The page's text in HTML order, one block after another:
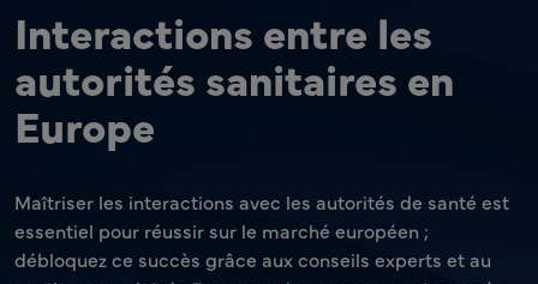
Interactions entre les
autorités sanitaires en
Europe
Maîtriser les interactions avec les autorités de santé est
essentiel pour réussir sur le marché européen ;
débloquez ce succès grâce aux conseils experts et au